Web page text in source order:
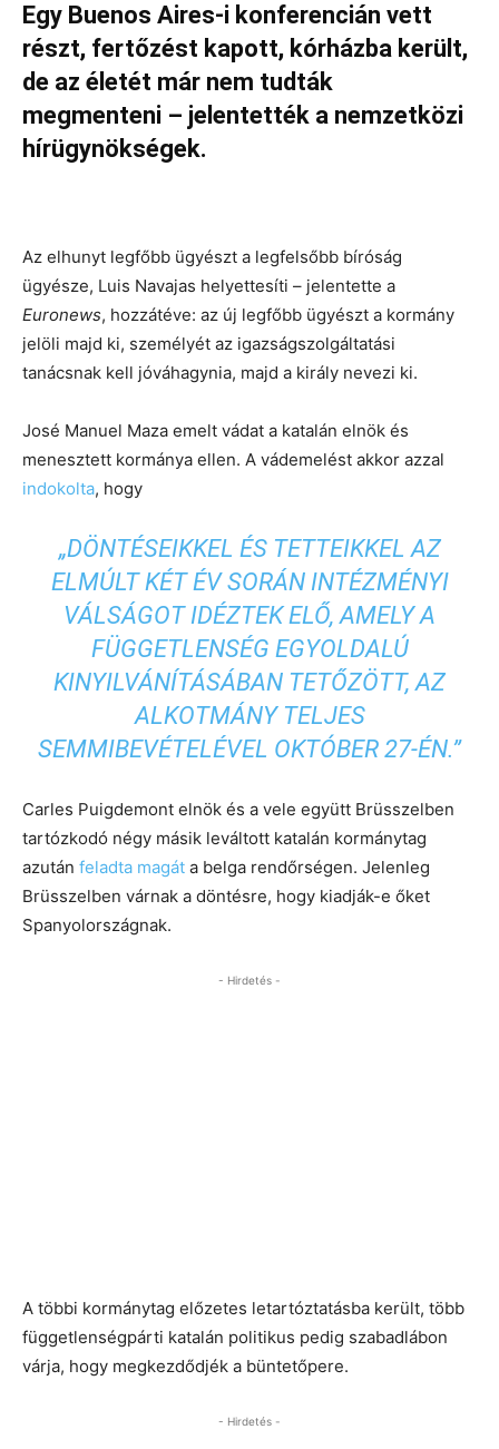
Egy Buenos Aires-i konferencián vett
részt, fertőzést kapott, kórházba került,
de az életét már nem tudták
megmenteni – jelentették a nemzetközi
hírügynökségek.
Az elhunyt legfőbb ügyészt a legfelsőbb bíróság
ügyésze, Luis Navajas helyettesíti – jelentette a
Euronews, hozzátéve: az új legfőbb ügyészt a kormány
jelöli majd ki, személyét az igazságszolgáltatási
tanácsnak kell jóváhagynia, majd a király nevezi ki.
José Manuel Maza emelt vádat a katalán elnök és
menesztett kormánya ellen. A vádemelést akkor azzal
indokolta, hogy
„DÖNTÉSEIKKEL ÉS TETTEIKKEL AZ
ELMÚLT KÉT ÉV SORÁN INTÉZMÉNYI
VÁLSÁGOT IDÉZTEK ELŐ, AMELY A
FÜGGETLENSÉG EGYOLDALÚ
KINYILVÁNÍTÁSÁBAN TETŐZÖTT, AZ
ALKOTMÁNY TELJES
SEMMIBEVÉTELÉVEL OKTÓBER 27-ÉN.”
Carles Puigdemont elnök és a vele együtt Brüsszelben
tartózkodó négy másik leváltott katalán kormánytag
azután feladta magát a belga rendőrségen. Jelenleg
Brüsszelben várnak a döntésre, hogy kiadják-e őket
Spanyolországnak.
- Hirdetés -
A többi kormánytag előzetes letartóztatásba került, több
függetlenségpárti katalán politikus pedig szabadlábon
várja, hogy megkezdődjék a büntetőpere.
- Hirdetés -